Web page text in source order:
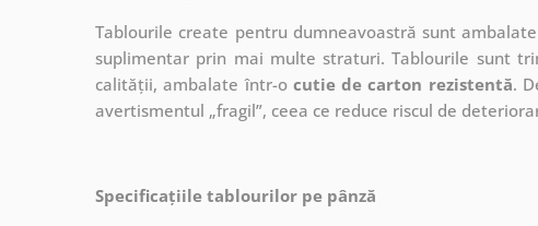
Tablourile create pentru dumneavoastră sunt
suplimentar prin mai multe straturi.Tablourile sunt
calității, ambalate într-o cutie de carton rezistentă.
avertismentul „fragil”, ceea ce reduce riscul de
Specificațiile tablourilor pe pânză